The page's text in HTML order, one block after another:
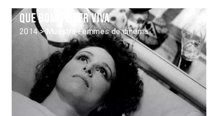
Que bom te ver viva
2014 > Muestra Femmes de cinéma